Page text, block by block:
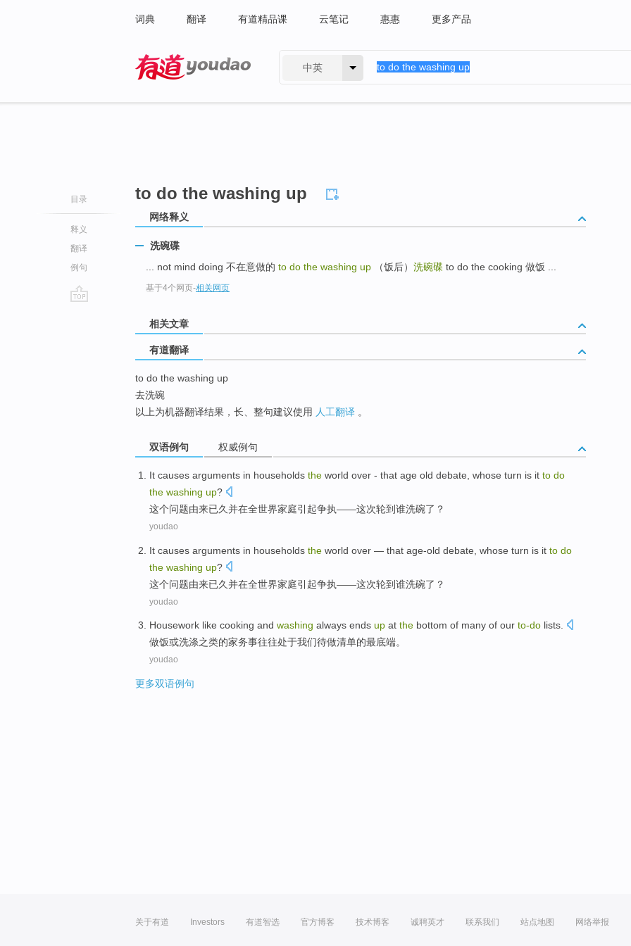
词典 翻译 有道精品课 云笔记 惠惠 更多产品
中英
目录
释义
翻译
例句
to do the washing up
网络释义
洗碗碟
... not mind doing 不在意做的 to do the washing up （饭后） 洗碗碟 to do the cooking 做饭 ...
基于4个网页-相关网页
相关文章
有道翻译
to do the washing up
去洗碗
以上为机器翻译结果，长、整句建议使用 人工翻译 。
双语例句 权威例句
It causes arguments in households the world over - that age old debate, whose turn is it to do
the washing up?
这个问题由来已久并在全世界家庭引起争执——这次轮到谁洗碗了？
youdao
It causes arguments in households the world over — that age-old debate, whose turn is it to do
the washing up?
这个问题由来已久 并在全世界家庭引起争执——这次轮到谁洗碗了？
youdao
Housework like cooking and washing always ends up at the bottom of many of our to-do lists.
做饭或洗涤之类的家务事往往处于我们待做清单的最底端。
youdao
更多双语例句
关于有道 Investors 有道智选 官方博客 技术博客 诚聘英才 联系我们 站点地图 网络举报